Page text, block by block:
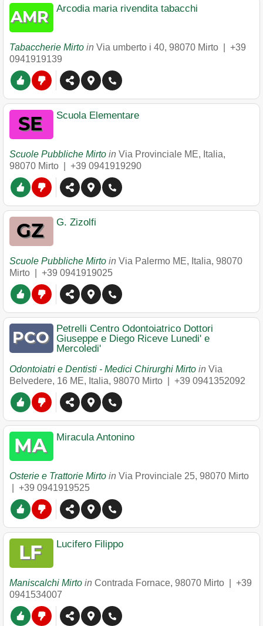
Arcodia maria rivendita tabacchi
Tabaccherie Mirto in Via umberto i 40, 98070 Mirto
+39
0941919139
Scuola Elementare
Scuole Pubbliche Mirto in Via Provinciale ME, Italia,
98070 Mirto +39 0941919290
G. Zizolfi
Scuole Pubbliche Mirto in Via Palermo ME, Italia, 98070
Mirto
+39 0941919025
Petrelli Centro Odontoiatrico Dottori
Giuseppe e Diego Riceve Lunedi' e
Mercoledi'
Odontoiatri e Dentisti - Medici Chirurghi Mirto in Via
Belvedere, 16 ME, Italia, 98070 Mirto +39 0941352092
Miracula Antonino
Osterie e Trattorie Mirto in Via Provinciale 25, 98070 Mirto
+39 0941919525
Lucifero Filippo
Maniscalchi Mirto in Contrada Fornace, 98070 Mirto
+39
0941534007